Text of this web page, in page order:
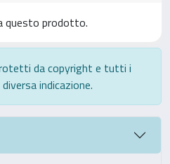
questo prodotto.
da copyright e tutti i
indicazione.